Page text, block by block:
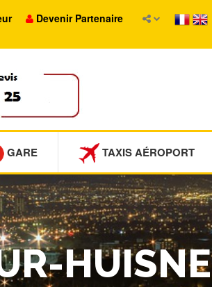
Devenir Partenaire
GARE TAXIS AÉROPORT
HUISNE